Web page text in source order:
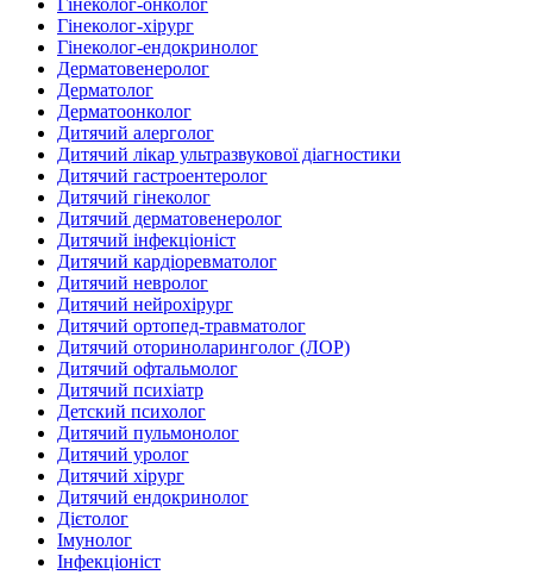
Гінеколог-онколог
Гінеколог-хірург
Гінеколог-ендокринолог
Дерматовенеролог
Дерматолог
Дерматоонколог
Дитячий алерголог
Дитячий лікар ультразвукової діагностики
Дитячий гастроентеролог
Дитячий гінеколог
Дитячий дерматовенеролог
Дитячий інфекціоніст
Дитячий кардіоревматолог
Дитячий невролог
Дитячий нейрохірург
Дитячий ортопед-травматолог
Дитячий оториноларинголог (ЛОР)
Дитячий офтальмолог
Дитячий психіатр
Детский психолог
Дитячий пульмонолог
Дитячий уролог
Дитячий хірург
Дитячий ендокринолог
Дієтолог
Імунолог
Інфекціоніст